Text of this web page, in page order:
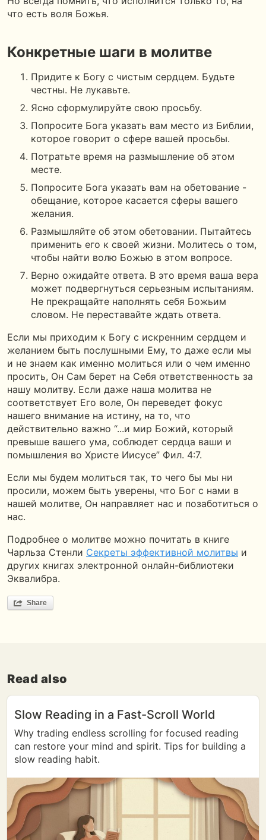
что есть воля Божья.
Конкретные шаги в молитве
Придите к Богу с чистым сердцем. Будьте
честны. Не лукавьте.
Ясно сформулируйте свою просьбу.
Попросите Бога указать вам место из Библии,
которое говорит о сфере вашей просьбы.
Потратьте время на размышление об этом
месте.
Попросите Бога указать вам на обетование -
обещание, которое касается сферы вашего
желания.
Размышляйте об этом обетовании. Пытайтесь
применить его к своей жизни. Молитесь о том,
чтобы найти волю Божью в этом вопросе.
Верно ожидайте ответа. В это время ваша вера
может подвергнуться серьезным испытаниям.
Не прекращайте наполнять себя Божьим
словом. Не переставайте ждать ответа.
Если мы приходим к Богу с искренним сердцем и
желанием быть послушными Ему, то даже если мы
и не знаем как именно молиться или о чем именно
просить, Он Сам берет на Себя ответственность за
нашу молитву. Если даже наша молитва не
соответствует Его воле, Он переведет фокус
нашего внимание на истину, на то, что
действительно важно “...и мир Божий, который
превыше вашего ума, соблюдет сердца ваши и
помышления во Христе Иисусе” Фил. 4:7.
Если мы будем молиться так, то чего бы мы ни
просили, можем быть уверены, что Бог с нами в
нашей молитве, Он направляет нас и позаботиться о
нас.
Подробнее о молитве можно почитать в книге
Чарльза Стенли Секреты эффективной молитвы и
других книгах электронной онлайн-библиотеки
Эквалибра.
Share
Read also
Slow Reading in a Fast-Scroll World
Why trading endless scrolling for focused reading
can restore your mind and spirit. Tips for building a
slow reading habit.